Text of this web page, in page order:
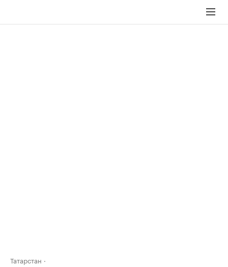
Татарстан